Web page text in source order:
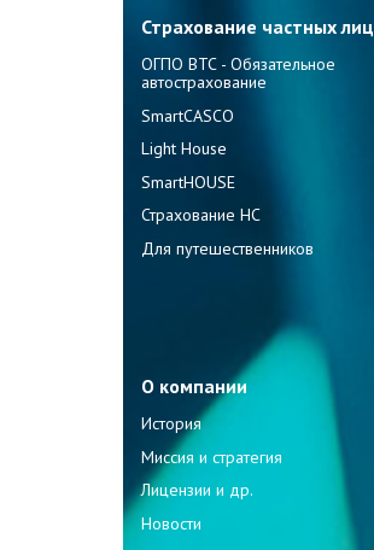
Страхование частных лиц
ОГПО ВТС - Обязательное
автострахование
SmartCASCO
Light House
SmartHOUSE
Страхование НС
Для путешественников
О компании
История
Миссия и стратегия
Лицензии и др.
Новости